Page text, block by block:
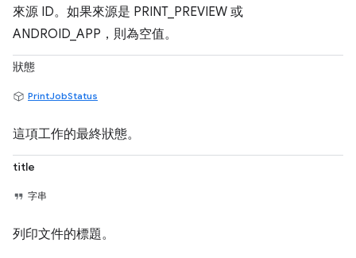
來源 ID。如果來源是 PRINT_PREVIEW 或
ANDROID_APP，則為空值。
狀態
PrintJobStatus
這項工作的最終狀態。
title
字串
列印文件的標題。